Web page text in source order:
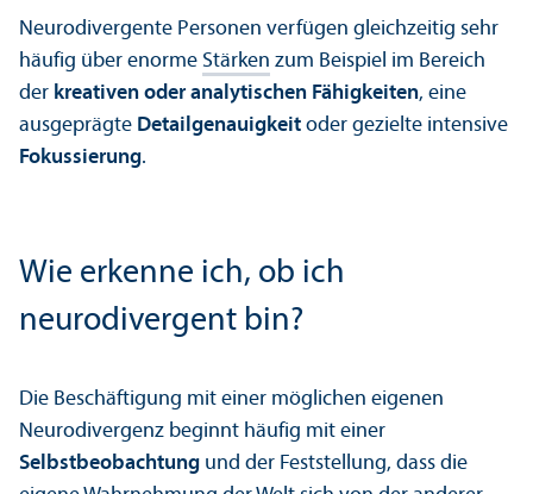
Neurodivergente Personen verfügen gleich­zeitig sehr
häufig über enorme Stärken zum Beispiel im Bereich
der kreativen oder analytischen Fähigkeiten, eine
ausgeprägte Detailgenauigkeit oder gezielte intensive
Fokussierung.
Wie erkenne ich, ob ich
neurodivergent bin?
Die Beschäftigung mit einer möglichen eigenen
Neurodivergenz beginnt häufig mit einer
Selbstbeobachtung und der Feststellung, dass die